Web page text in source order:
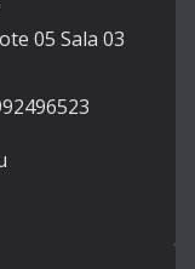
05 Sala 03